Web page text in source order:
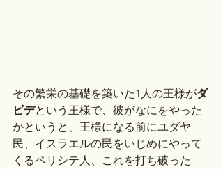
その繁栄の基礎を築いた1人の王様がダ
ビデという王様で、彼がなにをやった
かというと、王様になる前にユダヤ
民、イスラエルの民をいじめにやって
くるペリシテ人、これを打ち破った